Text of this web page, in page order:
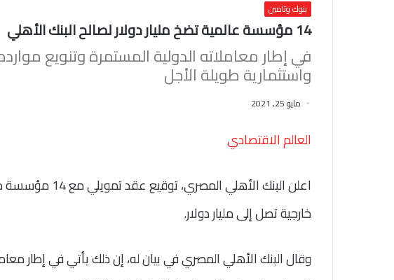
بنوك وتامين
14 مؤسسة عالمية تضخ مليار دولار لصالح البنك الأهلي
في إطار معاملاته الدولية المستمرة وتنويع
واستثمارية طويلة الأجل
مايو 25, 2021
العالم الاقتصادي
اعلن البنك
خارجية تصل إلى مليار دولار.
وقال البنك الأهلي المصري في بيان له، إن ذلك يأتي في إطار